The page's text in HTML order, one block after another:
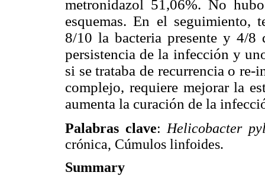
metronidazol 51,06%. No
esquemas. En el seguimiento,
8/10 la bacteria presente y 4/8
persistencia de la infección y
si se trataba de recurrencia o
complejo, requiere mejorar la
aumenta la curación de la
Palabras clave: Helicobacter
crónica, Cúmulos linfoides.
Summary